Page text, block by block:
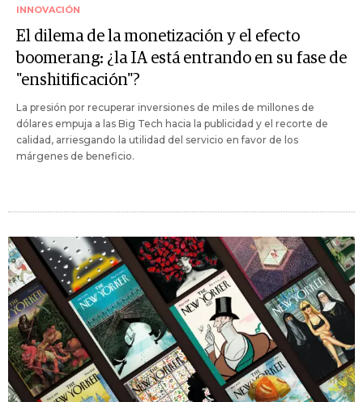
INNOVACIÓN
El dilema de la monetización y el efecto
boomerang: ¿la IA está entrando en su fase de
"enshitificación"?
La presión por recuperar inversiones de miles de millones de
dólares empuja a las Big Tech hacia la publicidad y el recorte de
calidad, arriesgando la utilidad del servicio en favor de los
márgenes de beneficio.